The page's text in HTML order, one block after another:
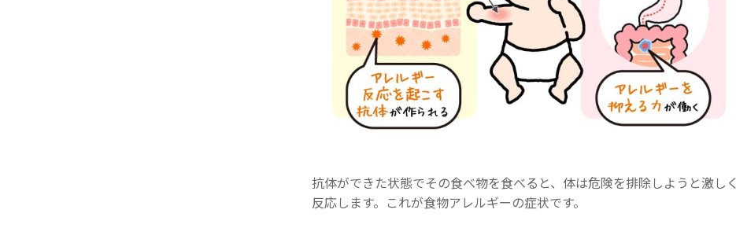
抗体ができた状態でその食べ物を食べると、体は危険を排除しようと激しく
反応します。これが食物アレルギーの症状です。